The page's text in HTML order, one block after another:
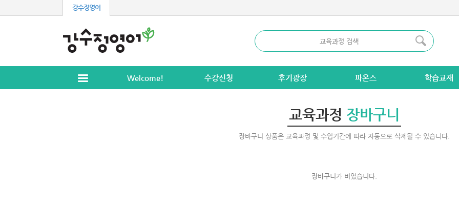
강수정영어
Welcome! 수강신청 후기광장 파온스 학습교재
교육과정 장바구니
장바구니 상품은 교육과정 및 수업기간에 따라 자동으로 삭제될 수 있습니다.
장바구니가 비었습니다.